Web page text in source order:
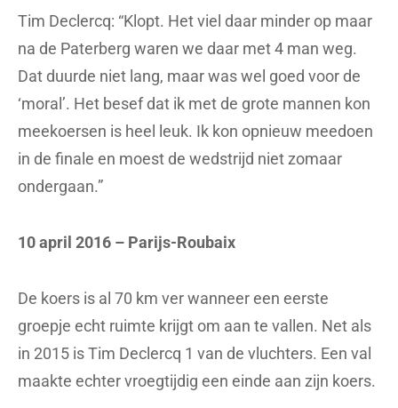
Tim Declercq: “Klopt. Het viel daar minder op maar
na de Paterberg waren we daar met 4 man weg.
Dat duurde niet lang, maar was wel goed voor de
‘moral’. Het besef dat ik met de grote mannen kon
meekoersen is heel leuk. Ik kon opnieuw meedoen
in de finale en moest de wedstrijd niet zomaar
ondergaan.”
10 april 2016 – Parijs-Roubaix
De koers is al 70 km ver wanneer een eerste
groepje echt ruimte krijgt om aan te vallen. Net als
in 2015 is Tim Declercq 1 van de vluchters. Een val
maakte echter vroegtijdig een einde aan zijn koers.